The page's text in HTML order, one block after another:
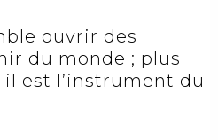
ouvrir des
du monde ; plus
il est l’instrument du